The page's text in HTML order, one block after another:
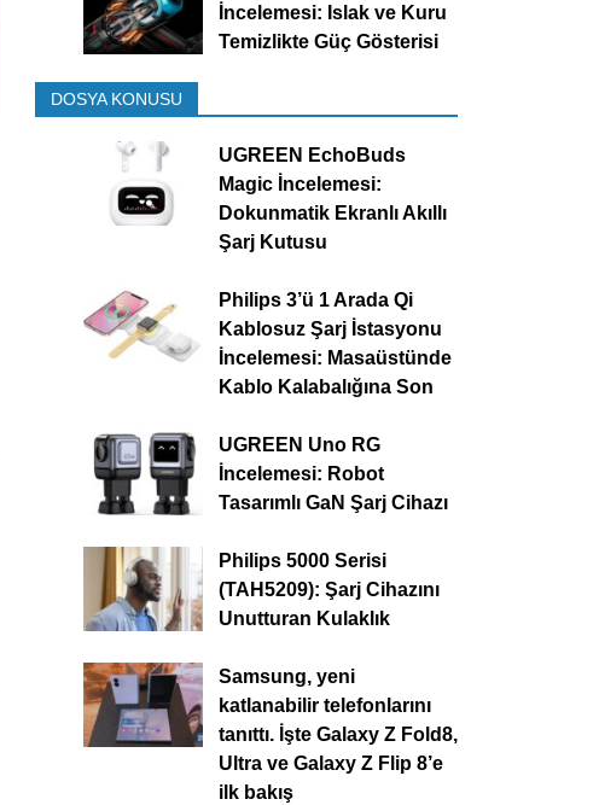
İncelemesi: Islak ve Kuru
Temizlikte Güç Gösterisi
DOSYA KONUSU
UGREEN EchoBuds
Magic İncelemesi:
Dokunmatik Ekranlı Akıllı
Şarj Kutusu
Philips 3’ü 1 Arada Qi
Kablosuz Şarj İstasyonu
İncelemesi: Masaüstünde
Kablo Kalabalığına Son
UGREEN Uno RG
İncelemesi: Robot
Tasarımlı GaN Şarj Cihazı
Philips 5000 Serisi
(TAH5209): Şarj Cihazını
Unutturan Kulaklık
Samsung, yeni
katlanabilir telefonlarını
tanıttı. İşte Galaxy Z Fold8,
Ultra ve Galaxy Z Flip 8’e
ilk bakış